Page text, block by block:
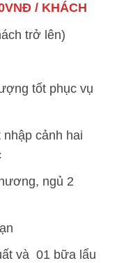
/ KHÁCH
trở lên)
tốt phục vụ
cảnh hai
ngủ 2
và 01 bữa lẩu